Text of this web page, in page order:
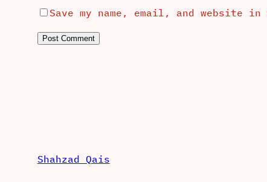
Save my name, email, and website
Shahzad Qais